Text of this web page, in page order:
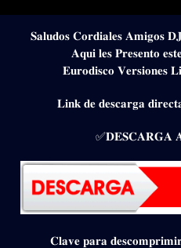
𝐒𝐚𝐥𝐮𝐝𝐨𝐬 𝐂𝐨𝐫𝐝𝐢𝐚𝐥𝐞𝐬 𝐀𝐦𝐢𝐠𝐨𝐬
𝐀𝐪𝐮𝐢 𝐥𝐞𝐬 𝐏𝐫𝐞𝐬𝐞𝐧𝐭𝐨
𝐄𝐮𝐫𝐨𝐝𝐢𝐬𝐜𝐨 𝐕𝐞𝐫𝐬𝐢𝐨𝐧𝐞𝐬
𝐋𝐢𝐧𝐤 𝐝𝐞 𝐝𝐞𝐬𝐜𝐚𝐫𝐠𝐚
✅𝐃𝐄𝐒𝐂𝐀𝐑𝐆𝐀
𝐂𝐥𝐚𝐯𝐞 𝐩𝐚𝐫𝐚